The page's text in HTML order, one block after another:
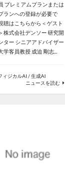
プレミアムプランまたは
ランへの登録が必要で
聴はこちらから＜ゲスト
株式会社デンソー 研究開
ター シニアアドバイザー
学客員教授 成迫 剛志...
ィジカルAI /生成AI
ニュースを読む